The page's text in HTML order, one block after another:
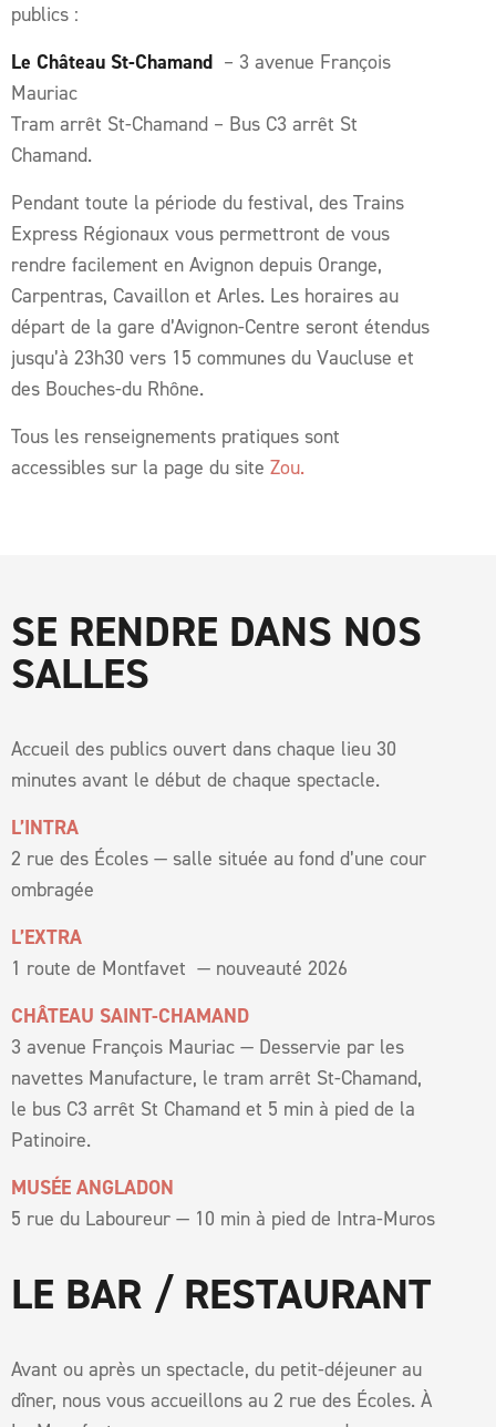
publics :
Le Château St-Chamand – 3 avenue François
Mauriac
Tram arrêt St-Chamand – Bus C3 arrêt St
Chamand.
Pendant toute la période du festival, des Trains
Express Régionaux vous permettront de vous
rendre facilement en Avignon depuis Orange,
Carpentras, Cavaillon et Arles. Les horaires au
départ de la gare d’Avignon-Centre seront étendus
jusqu’à 23h30 vers 15 communes du Vaucluse et
des Bouches-du Rhône.
Tous les renseignements pratiques sont
accessibles sur la page du site Zou.
SE RENDRE DANS NOS
SALLES
Accueil des publics ouvert dans chaque lieu 30
minutes avant le début de chaque spectacle.
L’INTRA
2 rue des Écoles — salle située au fond d’une cour
ombragée
L’EXTRA
1 route de Montfavet — nouveauté 2026
CHÂTEAU SAINT-CHAMAND
3 avenue François Mauriac — Desservie par les
navettes Manufacture, le tram arrêt St-Chamand,
le bus C3 arrêt St Chamand et 5 min à pied de la
Patinoire.
MUSÉE ANGLADON
5 rue du Laboureur — 10 min à pied de Intra-Muros
LE BAR / RESTAURANT
Avant ou après un spectacle, du petit-déjeuner au
dîner, nous vous accueillons au 2 rue des Écoles. À